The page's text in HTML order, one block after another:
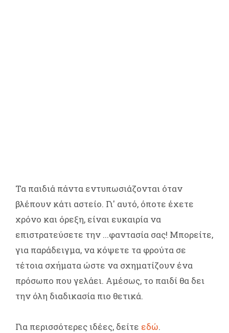
Τα παιδιά πάντα εντυπωσιάζονται όταν
βλέπουν κάτι αστείο. Γι' αυτό, όποτε έχετε
χρόνο και όρεξη, είναι ευκαιρία να
επιστρατεύσετε την ...φαντασία σας! Μπορείτε,
για παράδειγμα, να κόψετε τα φρούτα σε
τέτοια σχήματα ώστε να σχηματίζουν ένα
πρόσωπο που γελάει. Αμέσως, το παιδί θα δει
την όλη διαδικασία πιο θετικά.
Για περισσότερες ιδέες, δείτε εδώ.